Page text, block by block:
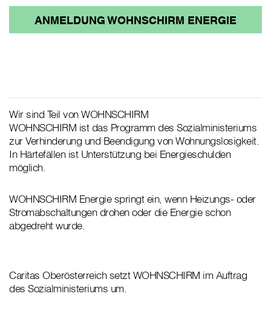
ANMELDUNG WOHNSCHIRM ENERGIE
Wir sind Teil von WOHNSCHIRM
WOHNSCHIRM ist das Programm des Sozialministeriums
zur Verhinderung und Beendigung von Wohnungslosigkeit.
In Härtefällen ist Unterstützung bei Energieschulden
möglich.
WOHNSCHIRM Energie springt ein, wenn Heizungs- oder
Stromabschaltungen drohen oder die Energie schon
abgedreht wurde.
Caritas Oberösterreich setzt WOHNSCHIRM im Auftrag
des Sozialministeriums um.